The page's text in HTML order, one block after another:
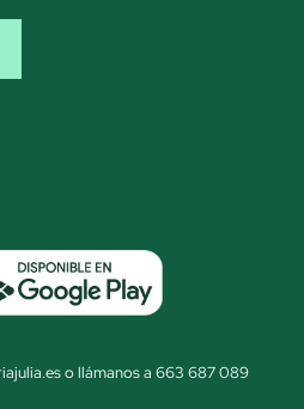
o llámanos a 663 687 089